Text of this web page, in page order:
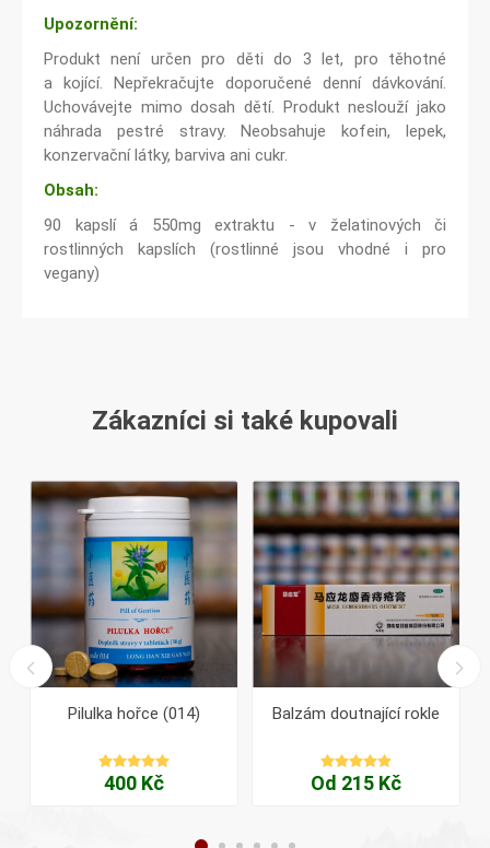
Upozornění:
Produkt není určen pro děti do 3 let, pro těhotné
a kojící. Nepřekračujte doporučené denní dávkování.
Uchovávejte mimo dosah dětí. Produkt neslouží jako
náhrada pestré stravy. Neobsahuje kofein, lepek,
konzervační látky, barviva ani cukr.
Obsah:
90 kapslí á 550mg extraktu - v želatinových či
rostlinných kapslích (rostlinné jsou vhodné i pro
vegany)
Zákazníci si také kupovali
Pilulka hořce (014)
400 Kč
Balzám doutnající rokle
Od 215 Kč